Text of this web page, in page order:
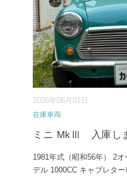
2026年06月01日
在庫車両
ミニ MkⅢ 入庫し
1981年式（昭和56年） 2
デル 1000CC キャブレタ